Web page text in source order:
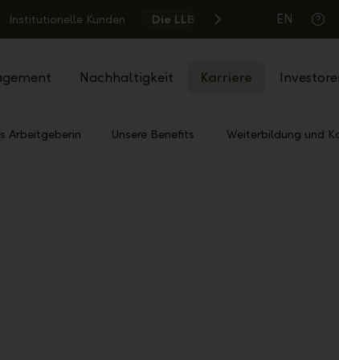
Institutionelle Kunden Die LLB
EN
Nachhaltigkeit Karriere
Arbeitgeberin Unsere Benefits Weiterbildung und